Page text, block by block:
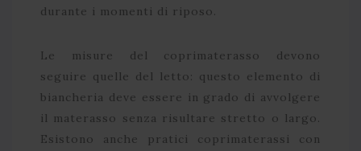
durante i momenti di riposo.
Le misure del coprimaterasso devono
seguire quelle del letto: questo elemento di
biancheria deve essere in grado di avvolgere
il materasso senza risultare stretto o largo.
Esistono anche pratici coprimaterassi con